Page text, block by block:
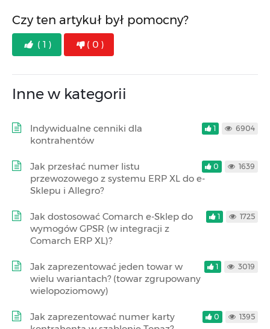
Czy ten artykuł był pomocny?
( 1 ) ( 0 )
Inne w kategorii
Indywidualne cenniki dla
kontrahentów
1 6904
Jak przesłać numer listu
przewozowego z systemu ERP XL do e-
Sklepu i Allegro?
0 1639
Jak dostosować Comarch e-Sklep do
wymogów GPSR (w integracji z
Comarch ERP XL)?
1 1725
Jak zaprezentować jeden towar w
wielu wariantach? (towar zgrupowany
wielopoziomowy)
1 3019
Jak zaprezentować numer karty
0 1395